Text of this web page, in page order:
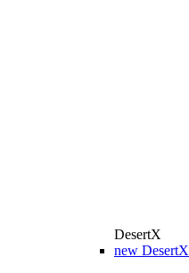
DesertX
new DesertX